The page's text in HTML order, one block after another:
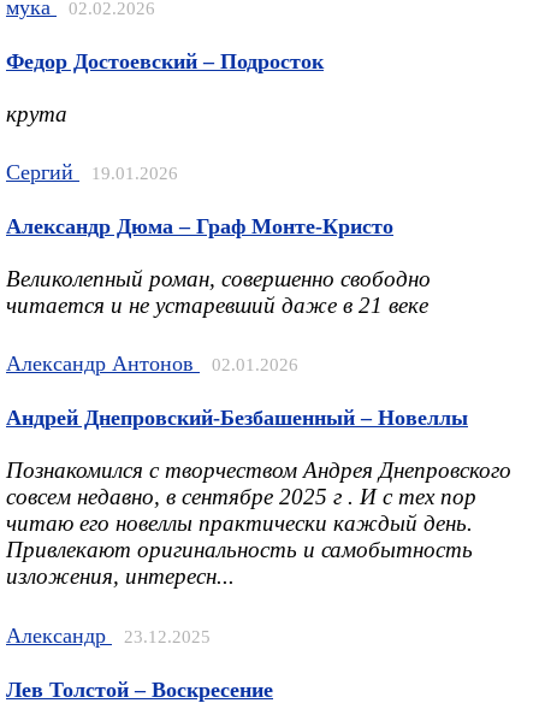
мука 02.02.2026
Федор Достоевский – Подросток
крута
Сергий 19.01.2026
Александр Дюма – Граф Монте-Кристо
Великолепный роман, совершенно свободно
читается и не устаревший даже в 21 веке
Александр Антонов 02.01.2026
Андрей Днепровский-Безбашенный – Новеллы
Познакомился с творчеством Андрея Днепровского
совсем недавно, в сентябре 2025 г . И с тех пор
читаю его новеллы практически каждый день.
Привлекают оригинальность и самобытность
изложения, интересн...
Александр 23.12.2025
Лев Толстой – Воскресение